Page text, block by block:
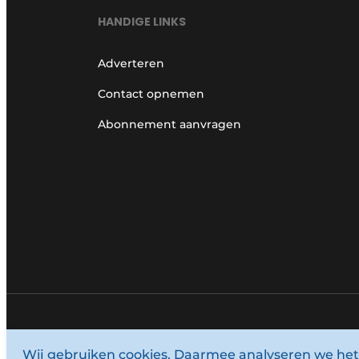
HANDIGE LINKS
Adverteren
Contact opnemen
Abonnement aanvragen
© 1987 - 2026 Louwersmediagroep.
Wij gebruiken cookies. Daarmee analyseren we